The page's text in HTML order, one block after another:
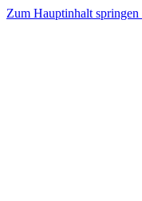
Zum Hauptinhalt springen